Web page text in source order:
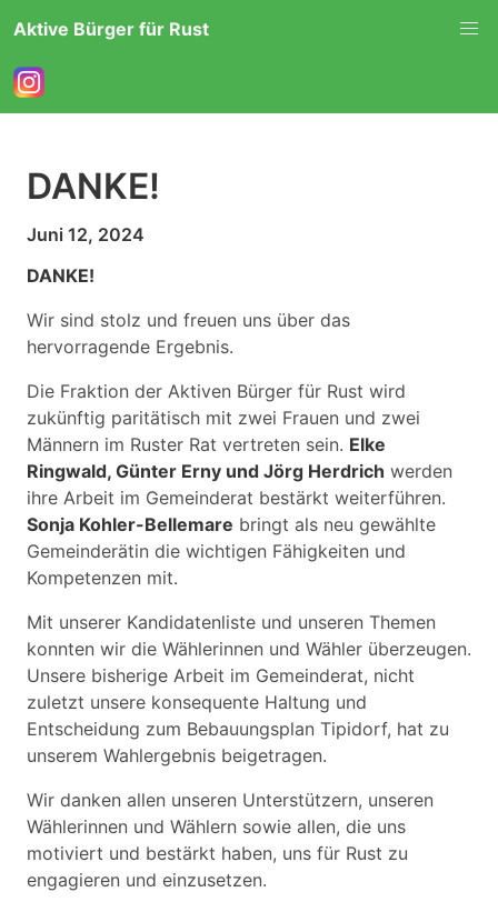
Aktive Bürger für Rust
DANKE!
Juni 12, 2024
DANKE!
Wir sind stolz und freuen uns über das
hervorragende Ergebnis.
Die Fraktion der Aktiven Bürger für Rust wird
zukünftig paritätisch mit zwei Frauen und zwei
Männern im Ruster Rat vertreten sein. Elke
Ringwald, Günter Erny und Jörg Herdrich werden
ihre Arbeit im Gemeinderat bestärkt weiterführen.
Sonja Kohler-Bellemare bringt als neu gewählte
Gemeinderätin die wichtigen Fähigkeiten und
Kompetenzen mit.
Mit unserer Kandidatenliste und unseren Themen
konnten wir die Wählerinnen und Wähler überzeugen.
Unsere bisherige Arbeit im Gemeinderat, nicht
zuletzt unsere konsequente Haltung und
Entscheidung zum Bebauungsplan Tipidorf, hat zu
unserem Wahlergebnis beigetragen.
Wir danken allen unseren Unterstützern, unseren
Wählerinnen und Wählern sowie allen, die uns
motiviert und bestärkt haben, uns für Rust zu
engagieren und einzusetzen.